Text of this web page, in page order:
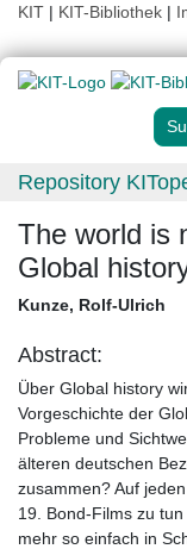
KIT | KIT-Bibliothek |
Repository
The world is
Global
Kunze, Rolf-Ulrich
Abstract:
Über Global history
Vorgeschichte der
Probleme und
älteren deutschen
zusammen? Auf
19. Bond-Films zu
mehr so einfach in